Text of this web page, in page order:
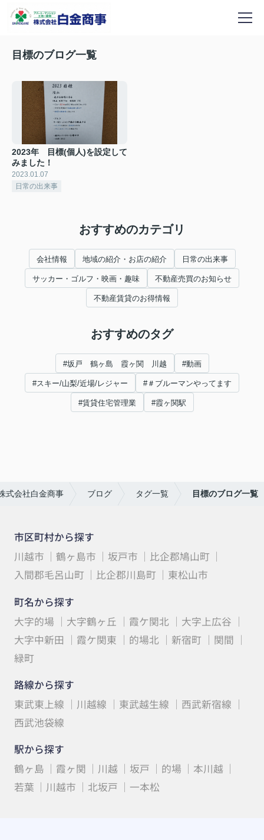
目標のブログ一覧
2023年 目標(個人)を設定して
みました！
2023.01.07
日常の出来事
おすすめのカテゴリ
会社情報 地域の紹介・お店の紹介 日常の出来事
サッカー・ゴルフ・映画・趣味 不動産売買のお知らせ
不動産賃貸のお得情報
おすすめのタグ
#坂戸 鶴ヶ島 霞ヶ関 川越 #動画
#スキー/山梨/近場/レジャー #＃ブルーマンやってます
#賃貸住宅管理業 #霞ヶ関駅
式会社白金商事 ブログ タグ一覧 目標のブログ一覧
市区町村から探す
川越市
鶴ヶ島市 坂戸市
比企郡鳩山町
入間郡毛呂山町
比企郡川島町
東松山市
町名から探す
大字的場
大字鶴ヶ丘 霞ケ関北
大字上広谷
大字中新田
霞ケ関東 的場北 新宿町
関間
緑町
路線から探す
東武東上線
川越線 東武越生線
西武新宿線
西武池袋線
駅から探す
鶴ヶ島
霞ヶ関 川越 坂戸 的場
本川越
若葉
川越市 北坂戸 一本松